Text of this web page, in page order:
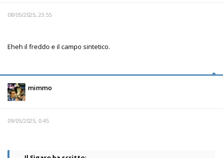
08/05/2025, 23:55
Eheh il freddo e il campo sintetico.
mimmo
09/05/2025, 0:45